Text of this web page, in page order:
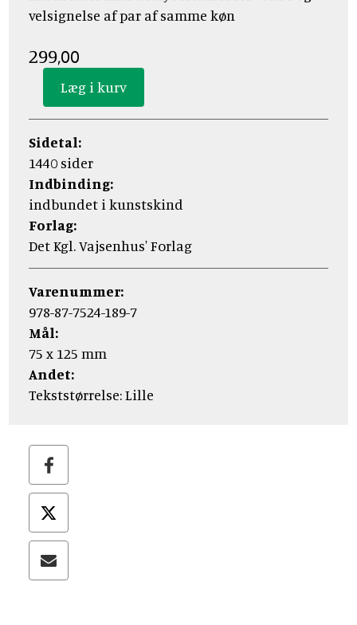
velsignelse af par af samme køn
299,00
Sidetal:
1440 sider
Indbinding:
indbundet i kunstskind
Forlag:
Det Kgl. Vajsenhus' Forlag
Varenummer:
978-87-7524-189-7
Mål:
75 x 125 mm
Andet:
Tekststørrelse: Lille